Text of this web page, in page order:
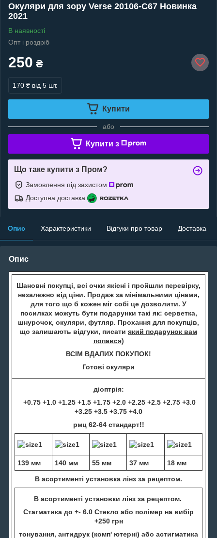
Окуляри для зору Verse 20106-C67 Новинка
2021
В наявності
Опт і роздріб
250 ₴
170 ₴ від 5 шт.
Купити
або
Купити з
Що таке купити з Пром?
Замовлення під захистом
Доступна доставка
Опис Характеристики Відгуки про товар Доставка
Опис
Шановні покупці, всі очки якісні і пройшли перевірку,
незалежно від ціни. Продаж за мінімальними цінами,
для того що б кожен міг собі це дозволити. У
посилках можуть бути подарунки такі як: серветка,
шнурочок, окуляри, футляр. Прохання для покупців,
що залишають відгуки, писати який подарунок вам
попався)
ВСІМ ВДАЛИХ ПОКУПОК!
Готові окуляри
діоптрія:
+0.75 +1.0 +1.25 +1.5 +1.75 +2.0 +2.25 +2.5 +2.75 +3.0
+3.25 +3.5 +3.75 +4.0
рмц 62-64 стандарт!!
139 мм 140 мм 55 мм 37 мм 18 мм
В асортименті установка лінз за рецептом.
В асортименті установки лінз за рецептом.
Стагматика до +- 6.0 Стекло або полімер на вибір
+250 грн
тонування, антидрук (комп' ютерні) або астигматика